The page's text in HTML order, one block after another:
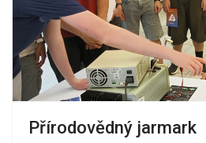
Přírodovědný jarmark